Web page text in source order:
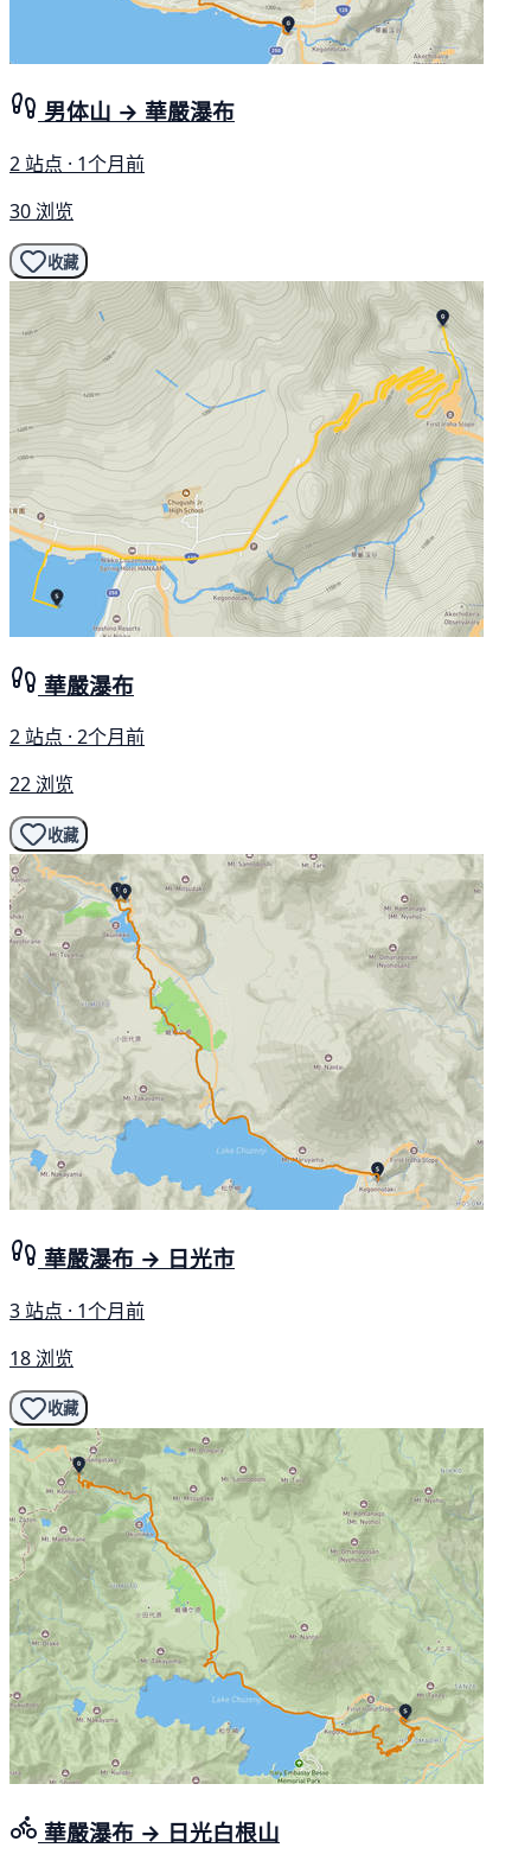
男体山 → 華嚴瀑布
2 站点 · 1个月前
30 浏览
收藏
華嚴瀑布
2 站点 · 2个月前
22 浏览
收藏
華嚴瀑布 → 日光市
3 站点 · 1个月前
18 浏览
收藏
華嚴瀑布 → 日光白根山